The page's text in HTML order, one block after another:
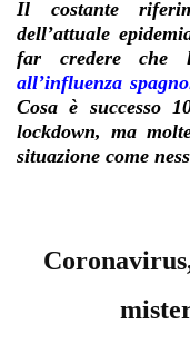
Il costante
dell’attuale
far credere che
all’influenza
Cosa è successo
lockdown, ma
situazione come